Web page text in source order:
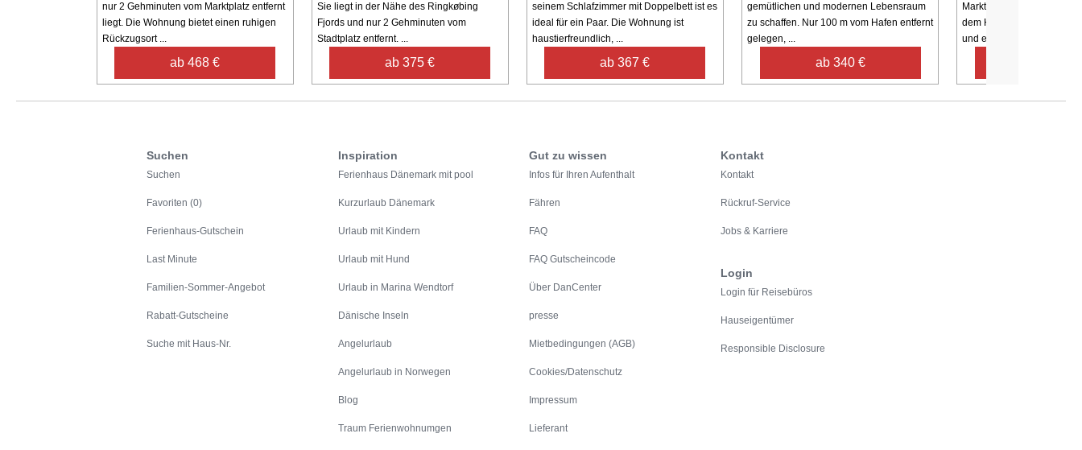
nur 2 Gehminuten vom Marktplatz entfernt
liegt. Die Wohnung bietet einen ruhigen
Rückzugsort ...
ab 468 €
Sie liegt in der Nähe des Ringkøbing
Fjords und nur 2 Gehminuten vom
Stadtplatz entfernt. ...
ab 375 €
seinem Schlafzimmer mit Doppelbett ist es
ideal für ein Paar. Die Wohnung ist
haustierfreundlich, ...
ab 367 €
gemütlichen und modernen Lebensraum
zu schaffen. Nur 100 m vom Hafen entfernt
gelegen, ...
ab 340 €
Marktplatz, dem
dem Hafen entfernt. Die
und eine schöne ...
Suchen
Suchen
Favoriten (0)
Ferienhaus-Gutschein
Last Minute
Familien-Sommer-Angebot
Rabatt-Gutscheine
Suche mit Haus-Nr.
Inspiration
Ferienhaus Dänemark mit pool
Kurzurlaub Dänemark
Urlaub mit Kindern
Urlaub mit Hund
Urlaub in Marina Wendtorf
Dänische Inseln
Angelurlaub
Angelurlaub in Norwegen
Blog
Traum Ferienwohnumgen
Gut zu wissen
Infos für Ihren Aufenthalt
Fähren
FAQ
FAQ Gutscheincode
Über DanCenter
presse
Mietbedingungen (AGB)
Cookies/Datenschutz
Impressum
Lieferant
Kontakt
Kontakt
Rückruf-Service
Jobs & Karriere
Login
Login für Reisebüros
Hauseigentümer
Responsible Disclosure